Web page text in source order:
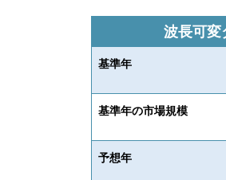
波長可変
基準年
基準年の市場規模
予想年